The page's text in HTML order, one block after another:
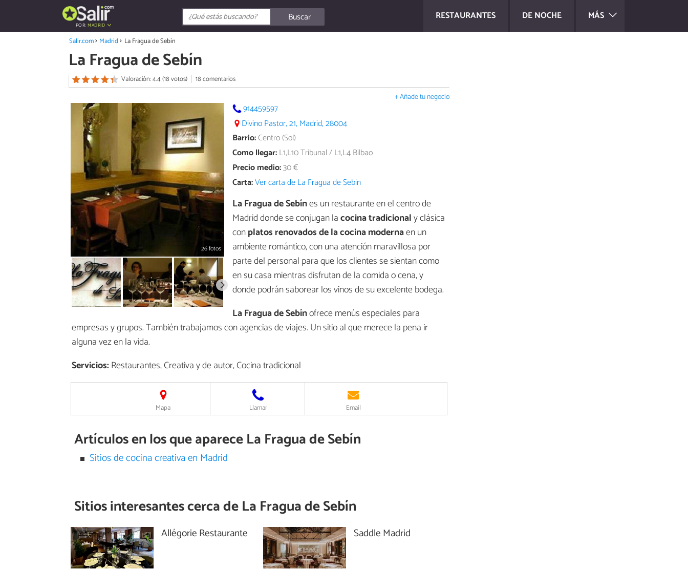
RESTAURANTES DE NOCHE MÁS
POR:MADRID
Buscar
Salir.com Madrid La Fragua de Sebín
La Fragua de Sebín
Valoración: 4.4 (18 votos) 18 comentarios
+ Añade tu negocio
26 fotos
914459597
Divino Pastor, 21, Madrid, 28004
Barrio:Centro (Sol)
Como llegar:L1,L10 Tribunal / L1,L4 Bilbao
Precio medio:30 €
Carta:Ver carta de La Fragua de Sebín
La Fragua de Sebínes un restaurante en el centro de
Madrid donde se conjugan lacocina tradicionaly clásica
conplatos renovados de la cocina modernaen un
ambiente romántico, con una atención maravillosa por
parte del personal para que los clientes se sientan como
en su casa mientras disfrutan de la comida o cena, y
donde podrán saborear los vinos de su excelente bodega.
La Fragua de Sebínofrece menús especiales para
empresas y grupos. También trabajamos con agencias de viajes. Un sitio al que merece la pena ir
alguna vez en la vida.
Servicios:Restaurantes, Creativa y de autor, Cocina tradicional
Mapa Llamar Email
Artículos en los que aparece La Fragua de Sebín
Sitios de cocina creativa en Madrid
Sitios interesantes cerca deLa Fragua de Sebín
Allégorie Restaurante Saddle Madrid